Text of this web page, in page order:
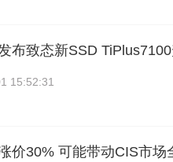
布致态新SSD
15:52:31
价30% 可能带动CIS市场